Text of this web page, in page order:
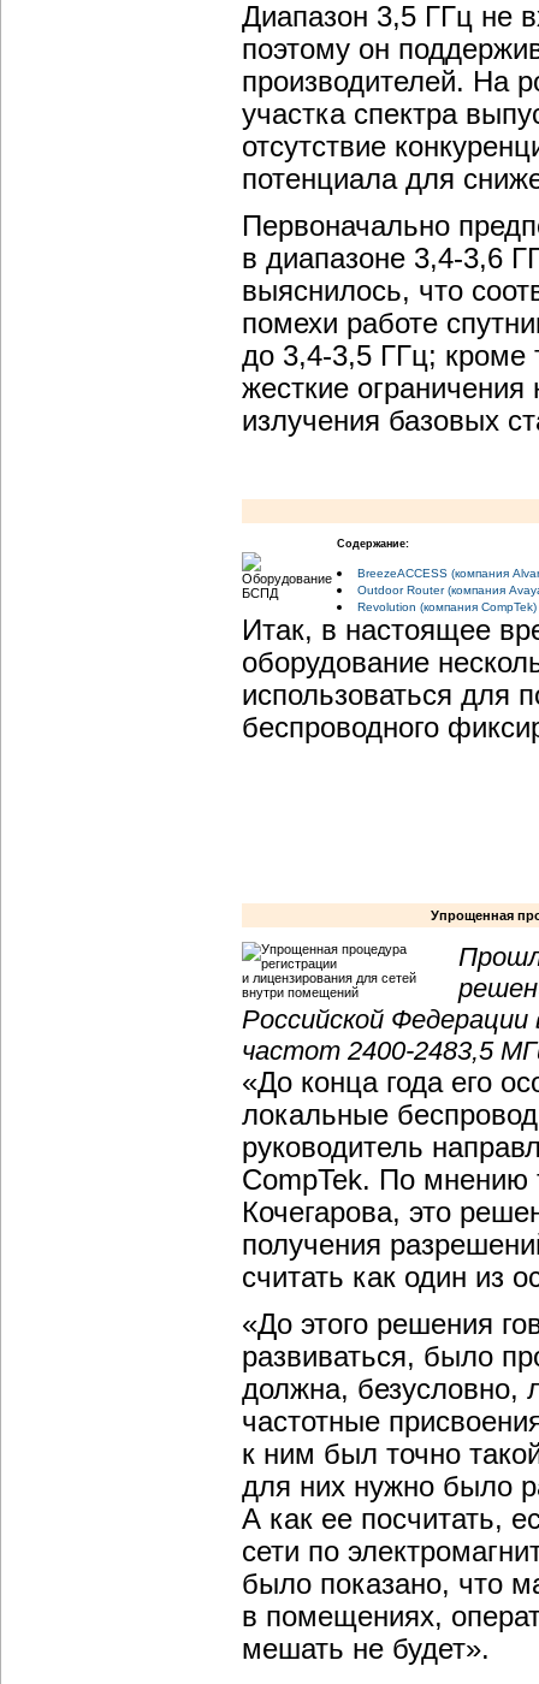
Диапазон 3,5 ГГц не
поэтому он
производителей. На
участка спектра
отсутствие
потенциала для
Первоначально
в диапазоне 3,4-3,6
выяснилось, что
помехи работе
до 3,4-3,5 ГГц; кроме
жесткие
излучения базовых
Содержание:
BreezeACCESS (компания
Outdoor Router (компания
Revolution (компания CompTek)
Итак, в настоящее
оборудование
использоваться для
беспроводного
Упрощенная
Российской
частот 2400-2483,5
«До конца года его
локальные
руководитель
CompTek. По мнению
Кочегарова, это
получения
считать как один из
«До этого решения
развиваться, было
должна, безусловно,
частотные
к ним был точно
для них нужно было
А как ее посчитать,
сети по
было показано, что
в помещениях,
мешать не будет».